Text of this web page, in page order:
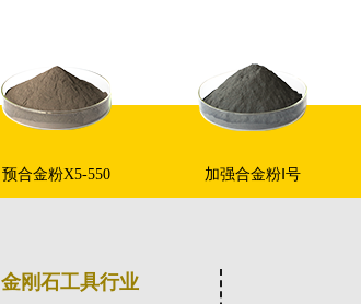
预合金粉X5-550 加强合金粉Ⅰ号
金刚石工具行业